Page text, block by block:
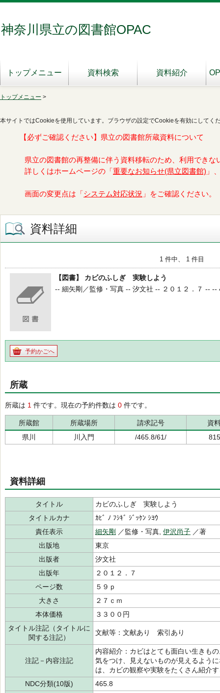
神奈川県立の図書館OPAC
トップメニュー 資料検索 資料紹介
トップメニュー >
本サイトではCookieを使用しています。ブラウザの設定でCookieを有効にしてく
【必ずご確認ください】県立の図書館所蔵資料について
県立の図書館の再整備に伴う資料移転のため、利用できな
詳しくはホームページの「 重要なお知らせ(県立図書館) 」
画面の変更点は「 システム対応状況 」をご確認ください。
資料詳細
1 件中、 1 件目
【図書】 カビのふしぎ 実験しよう
-- 細矢剛／監修・写真 -- 汐文社 -- ２０１２．７ -- --
予約かごへ
所蔵
所蔵は 1 件です。現在の予約件数は 0 件です。
所蔵館 所蔵場所 請求記号
資
県川
川入門 /465.8/61/
資料詳細
タイトル
カビのふしぎ 実験しよう
タイトルカナ
ｶﾋﾞ ﾉ ﾌｼｷﾞ ｼﾞｯｹﾝ ｼﾖｳ
責任表示
細矢剛 ／監修・写真, 伊沢尚子 ／著
出版地
東京
出版者
汐文社
出版年
２０１２．７
ページ数
５９ｐ
大きさ
２７ｃｍ
本体価格
３３００円
タイトル注記（タイトルに
関する注記）
文献等：文献あり 索引あり
注記－内容注記
内容紹介：カビはとても面白い生きも
気をつけ、見えないものが見えるよう
は、カビの観察や実験をたくさん紹介
NDC分類(10版)
465.8